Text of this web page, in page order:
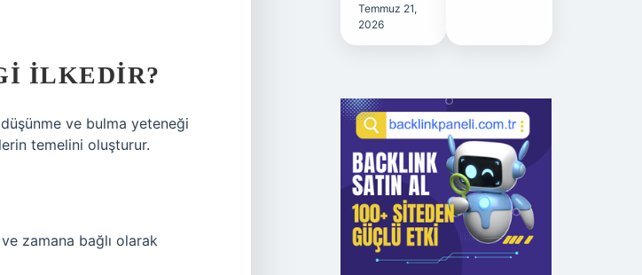
ILKEDIR?
ve bulma yeteneği
temelini oluşturur.
zamana bağlı olarak
Temmuz 21,
2026